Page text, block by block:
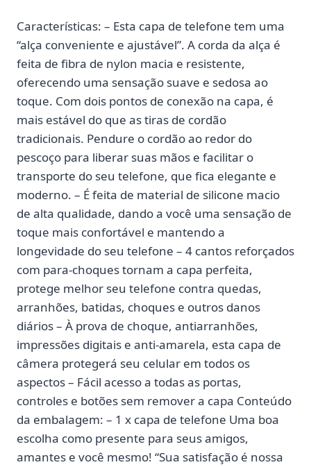
Características: – Esta capa de telefone tem uma
“alça conveniente e ajustável”. A corda da alça é
feita de fibra de nylon macia e resistente,
oferecendo uma sensação suave e sedosa ao
toque. Com dois pontos de conexão na capa, é
mais estável do que as tiras de cordão
tradicionais. Pendure o cordão ao redor do
pescoço para liberar suas mãos e facilitar o
transporte do seu telefone, que fica elegante e
moderno. – É feita de material de silicone macio
de alta qualidade, dando a você uma sensação de
toque mais confortável e mantendo a
longevidade do seu telefone – 4 cantos reforçados
com para-choques tornam a capa perfeita,
protege melhor seu telefone contra quedas,
arranhões, batidas, choques e outros danos
diários – À prova de choque, antiarranhões,
impressões digitais e anti-amarela, esta capa de
câmera protegerá seu celular em todos os
aspectos – Fácil acesso a todas as portas,
controles e botões sem remover a capa Conteúdo
da embalagem: – 1 x capa de telefone Uma boa
escolha como presente para seus amigos,
amantes e você mesmo! “Sua satisfação é nossa